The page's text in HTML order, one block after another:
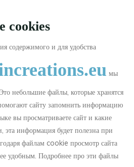
cookies
содержимого и для удобства
мы
небольшие файлы, которые хранятся
сайту запомнить информацию
вы просматриваете сайт и какие
информация будет полезна при
файлам cookie просмотр сайта
удобным. Подробнее про эти файлы